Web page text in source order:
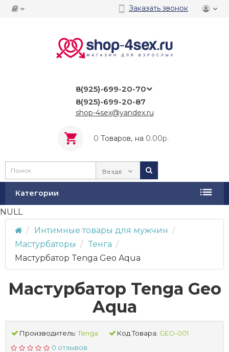
Заказать звонок
8(925)-699-20-70
8(925)-699-20-87
shop-4sex@yandex.ru
0 Tоваров, на 0.00р.
Везде
Категории
NULL
Интимные товары для мужчин
Мастурбаторы
Тенга
Мастурбатор Tenga Geo Aqua
Мастурбатор Tenga Geo
Aqua
Производитель: Tenga Код Товара: GEO-001
0 отзывов